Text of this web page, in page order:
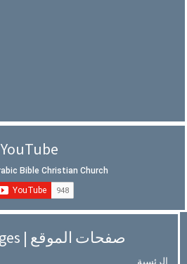
YouTube
Site Pages | صفحات الموقع
الرئسية